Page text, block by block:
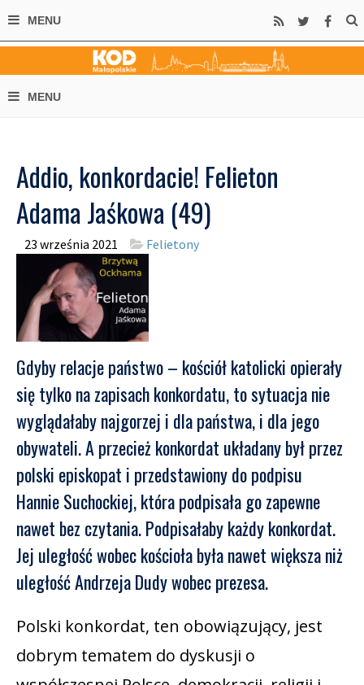
Addio, konkordacie! Felieton
Adama Jaśkowa (49)
23 września 2021 Felietony
Gdyby relacje państwo – kościół katolicki opierały
się tylko na zapisach konkordatu, to sytuacja nie
wyglądałaby najgorzej i dla państwa, i dla jego
obywateli. A przecież konkordat układany był przez
polski episkopat i przedstawiony do podpisu
Hannie Suchockiej, która podpisała go zapewne
nawet bez czytania. Podpisałaby każdy konkordat.
Jej uległość wobec kościoła była nawet większa niż
uległość Andrzeja Dudy wobec prezesa.
Polski konkordat, ten obowiązujący, jest
dobrym tematem do dyskusji o